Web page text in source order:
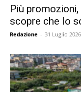
Più
scopre che lo
Redazione - 31 Luglio 2026